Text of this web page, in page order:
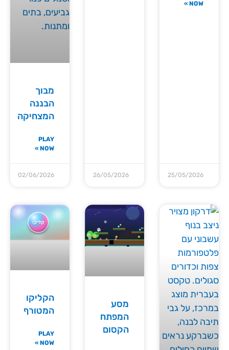
NOW »
25/05/2026
26/05/2026
מבוך
הבננה
המצחיקה
PLAY
NOW »
02/06/2026
מסע
המפתח
הקסום
הקליקו
המטורף
PLAY
NOW »